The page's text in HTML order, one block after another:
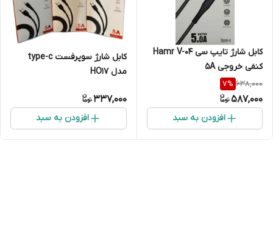
کابل شارژ تایپ سی Hamr V-04
کنفی خروجی 5A
638,000
7%
587,000
افزودن به سبد
کابل شارژ سوپرفست type-c
مدل HO17
337,000
افزودن به سبد